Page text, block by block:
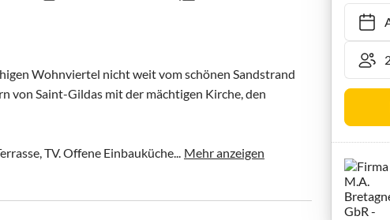
Wohnviertel nicht weit vom schönen Sandstrand
von Saint-Gildas mit der mächtigen Kirche, den
TV. Offene Einbauküche... Mehr anzeigen